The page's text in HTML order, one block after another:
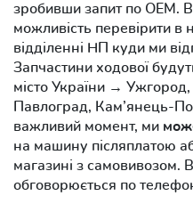
зробивши запит по OEM.
можливість перевірити
відділенні НП куди ми
Запчастини ходової
місто України →
Павлоград, Кам’янець-
важливий момент, ми
на машину післяплатою
магазині з самовивозом.
обговорюється по